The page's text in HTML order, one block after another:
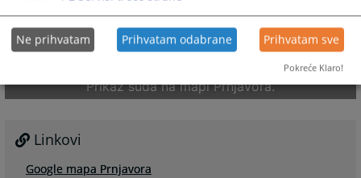
Prikaz suda na mapi Prnjavora.
Linkovi
Google mapa Prnjavora
Ne prihvatam Prihvatam odabrane Prihvatam sve
Pokreće Klaro!